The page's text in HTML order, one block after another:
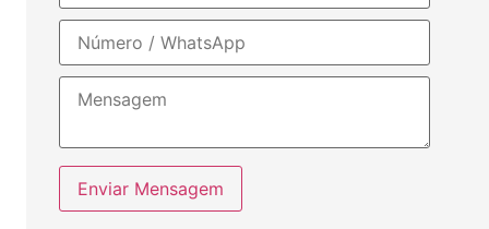
Enviar Mensagem